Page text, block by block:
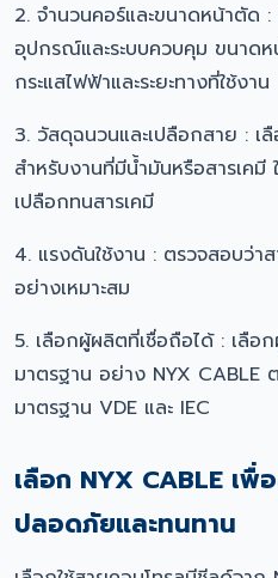
2. จำนวนคอร์และขนาดหน้าตัด
อุปกรณ์และระบบควบคุม ขนาด
กระแสไฟฟ้าและระยะทางที่ใช้งาน
3. วัสดุฉนวนและเปลือกสาย :
สำหรับงานที่มีน้ำมันหรือสารเคมี
เปลือกทนสารเคมี
4. แรงดันใช้งาน : ตรวจสอบว่า
อย่างเหมาะสม
5. เลือกผู้ผลิตที่เชื่อถือได้ : เลือ
มาตรฐาน อย่าง NYX CABLE
มาตรฐาน VDE และ IEC
เลือก NYX CABLE เ
ปลอดภัยและทนทาน